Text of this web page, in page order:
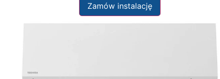
Zamów instalację